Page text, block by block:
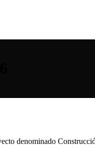
denominado